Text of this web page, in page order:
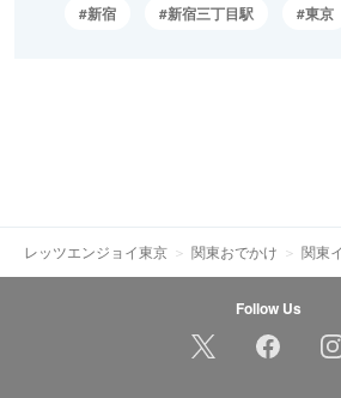
新宿 新宿三丁目駅 東京
レッツエンジョイ東京 関東おでかけ 関東
Follow Us